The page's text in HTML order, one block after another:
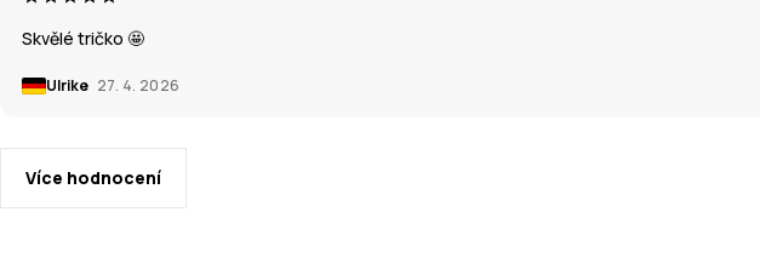
Skvělé tričko 🤩
Ulrike 27. 4. 2026
Více hodnocení